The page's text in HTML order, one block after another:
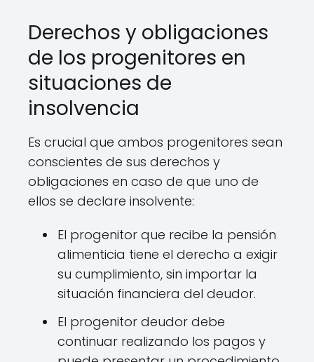
Derechos y obligaciones
de los progenitores en
situaciones de
insolvencia
Es crucial que ambos progenitores sean
conscientes de sus derechos y
obligaciones en caso de que uno de
ellos se declare insolvente:
El progenitor que recibe la pensión
alimenticia tiene el derecho a exigir
su cumplimiento, sin importar la
situación financiera del deudor.
El progenitor deudor debe
continuar realizando los pagos y